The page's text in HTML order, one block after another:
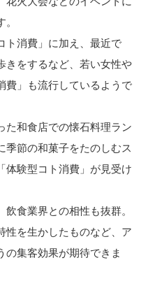
ト消費」に加え、最近で
きをするなど、若い女性や
費」も流行しているようで
た和食店での懐石料理ラン
季節の和菓子をたのしむス
体験型コト消費」が見受け
食業界との相性も抜群。
性を生かしたものなど、ア
の集客効果が期待できま